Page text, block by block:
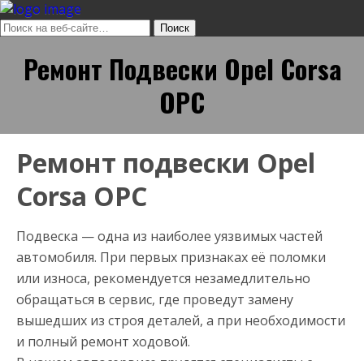
Ремонт Подвески Opel Corsa
OPC
Ремонт подвески Opel
Corsa OPC
Подвеска — одна из наиболее уязвимых частей
автомобиля. При первых признаках её поломки
или износа, рекомендуется незамедлительно
обращаться в сервис, где проведут замену
вышедших из строя деталей, а при необходимости
и полный ремонт ходовой.